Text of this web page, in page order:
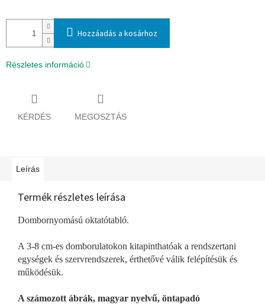
Hozzáadás a kosárhoz
Részletes információ
KÉRDÉS MEGOSZTÁS
Leírás
Termék részletes leírása
Dombornyomású oktatótabló.
A 3-8 cm-es domborulatokon kitapinthatóak a rendszertani
egységek és szervrendszerek, érthetővé válik felépítésük és
működésük.
A számozott ábrák, magyar nyelvű, öntapadó